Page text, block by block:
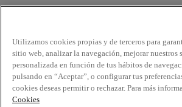
Utilizamos cookies propias y de terceros para
sitio web, analizar la navegación, mejorar
personalizada en función de tus hábitos de
pulsando en “Aceptar”, o configurar tus
cookies deseas permitir o rechazar. Para más
Cookies